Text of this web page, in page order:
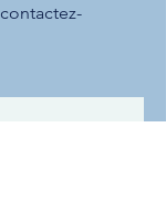
contactez-